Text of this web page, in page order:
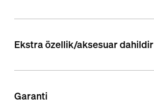
Ekstra özellik/aksesuar dahildir
Garanti